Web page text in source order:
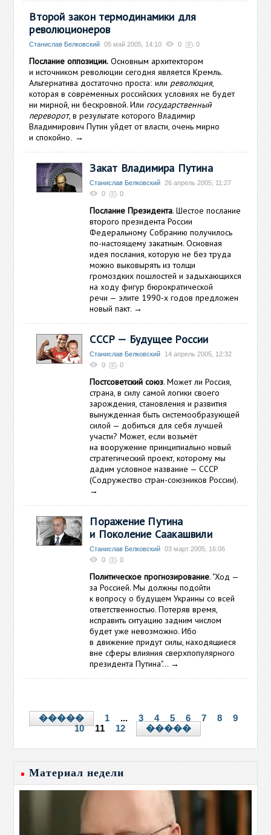
Второй закон термодинамики для
революционеров
Станислав Белковский 05 май 2005, 14:10 0 0
Послание оппозиции. Основным архитектором
и источником революции сегодня является Кремль
Альтернатива достаточно проста:или революция,
которая в современных российских условиях не будет
ни мирной, ни бескровной. Или государственный
переворот, в результате которого Владимир
Владимирович Путин уйдет от власти, очень мирно
и спокойно
→
Закат Владимира Путина
Станислав Белковский
26 апрель 2005, 11:27
0
0
Послание Президента. Шестое послание
второго президента России
Федеральному Собранию получилось
по-настоящему закатным. Основная
идея послания, которую не без труда
можно выковырять из толщи
громоздких пошлостей и задыхающихся
на ходу фигур бюрократической
речи — элите 1990-х годов предложен
новый пакт. →
СССР — Будущее России
Станислав Белковский
14 апрель 2005, 12:32
0
0
Постсоветский союз. Может ли Россия,
страна, в силу самой логики своего
зарождения, становления и развития
вынужденная быть системообразующей
силой — добиться для себя лучшей
участи? Может, если возьмёт
на вооружение принципиально новый
стратегический проект, которому мы
дадим условное название — СССР
(Содружество стран-союзников России).
→
Поражение Путина
и Поколение Саакашвили
Станислав Белковский
03 март 2005, 16:06
0
0
Политическое прогнозирование. "Ход —
за Россией. Мы должны подойти
к вопросу о будущем Украины со всей
ответственностью. Потеряв время,
исправить ситуацию задним числом
будет уже невозможно. Ибо
в движение придут силы, находящиеся
вне сферы влияния сверхпопулярного
президента Путина"… →
����� 1 ... 3 4 5 6 7 8
9
10
11 12 �����
Материал недели